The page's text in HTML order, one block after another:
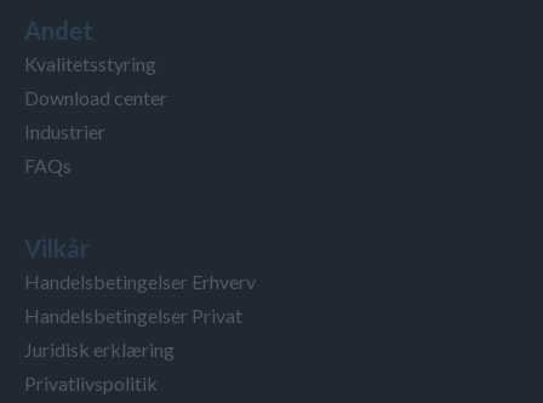
Andet
Kvalitetsstyring
Download center
Industrier
FAQs
Vilkår
Handelsbetingelser Erhverv
Handelsbetingelser Privat
Juridisk erklæring
Privatlivspolitik